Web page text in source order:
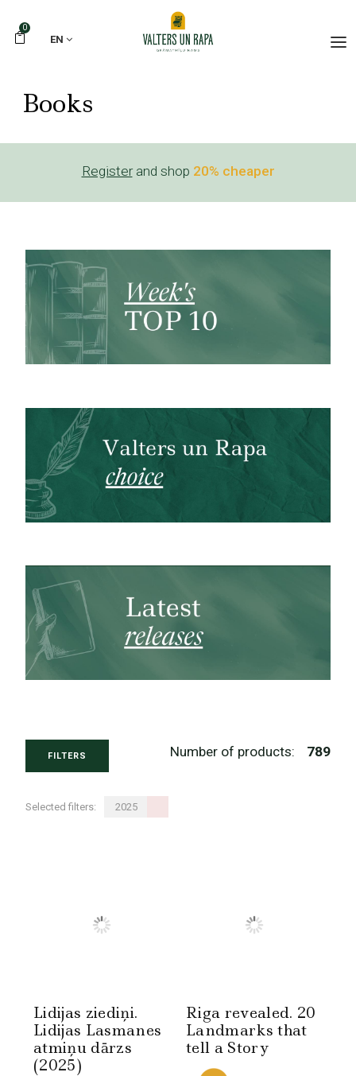
0
EN
Books
Register and shop 20% cheaper
FILTERS Number of products: 789
Selected filters: 2025
Lidijas ziediņi.
Lidijas Lasmanes
atmiņu dārzs
(2025)
Riga revealed. 20
Landmarks that
tell a Story